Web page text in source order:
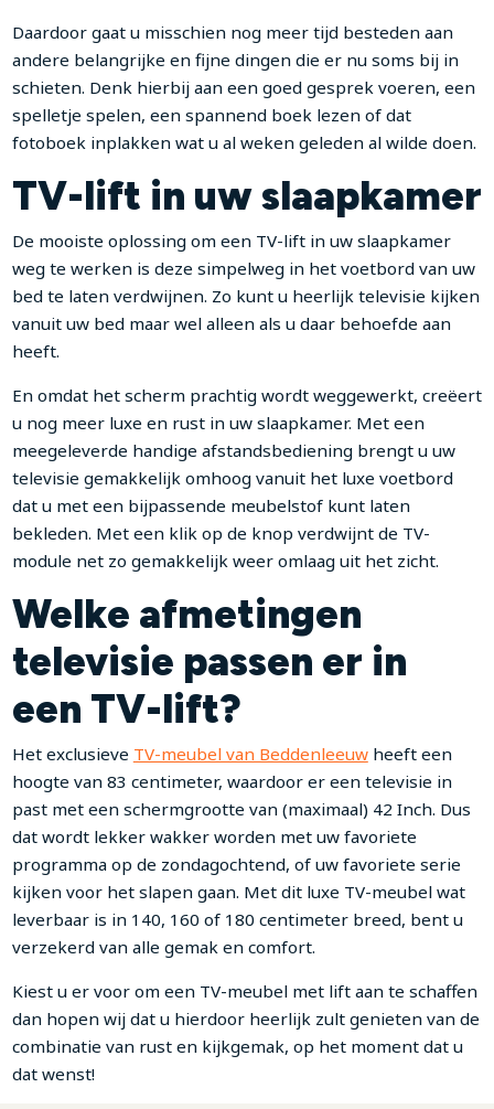
Daardoor gaat u misschien nog meer tijd besteden aan
andere belangrijke en fijne dingen die er nu soms bij in
schieten. Denk hierbij aan een goed gesprek voeren, een
spelletje spelen, een spannend boek lezen of dat
fotoboek inplakken wat u al weken geleden al wilde doen.
TV-lift in uw slaapkamer
De mooiste oplossing om een TV-lift in uw slaapkamer
weg te werken is deze simpelweg in het voetbord van uw
bed te laten verdwijnen. Zo kunt u heerlijk televisie kijken
vanuit uw bed maar wel alleen als u daar behoefde aan
heeft.
En omdat het scherm prachtig wordt weggewerkt, creëert
u nog meer luxe en rust in uw slaapkamer. Met een
meegeleverde handige afstandsbediening brengt u uw
televisie gemakkelijk omhoog vanuit het luxe voetbord
dat u met een bijpassende meubelstof kunt laten
bekleden. Met een klik op de knop verdwijnt de TV-
module net zo gemakkelijk weer omlaag uit het zicht.
Welke afmetingen
televisie passen er in
een TV-lift?
Het exclusieve TV-meubel van Beddenleeuwheeft een
hoogte van 83 centimeter, waardoor er een televisie in
past met een schermgrootte van (maximaal) 42 Inch. Dus
dat wordt lekker wakker worden met uw favoriete
programma op de zondagochtend, of uw favoriete serie
kijken voor het slapen gaan. Met dit luxe TV-meubel wat
leverbaar is in 140, 160 of 180 centimeter breed, bent u
verzekerd van alle gemak en comfort.
Kiest u er voor om een TV-meubel met lift aan te schaffen
dan hopen wij dat u hierdoor heerlijk zult genieten van de
combinatie van rust en kijkgemak, op het moment dat u
dat wenst!